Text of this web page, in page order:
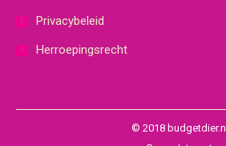
Privacybeleid
Herroepingsrecht
© 2018 budgetdier.nl